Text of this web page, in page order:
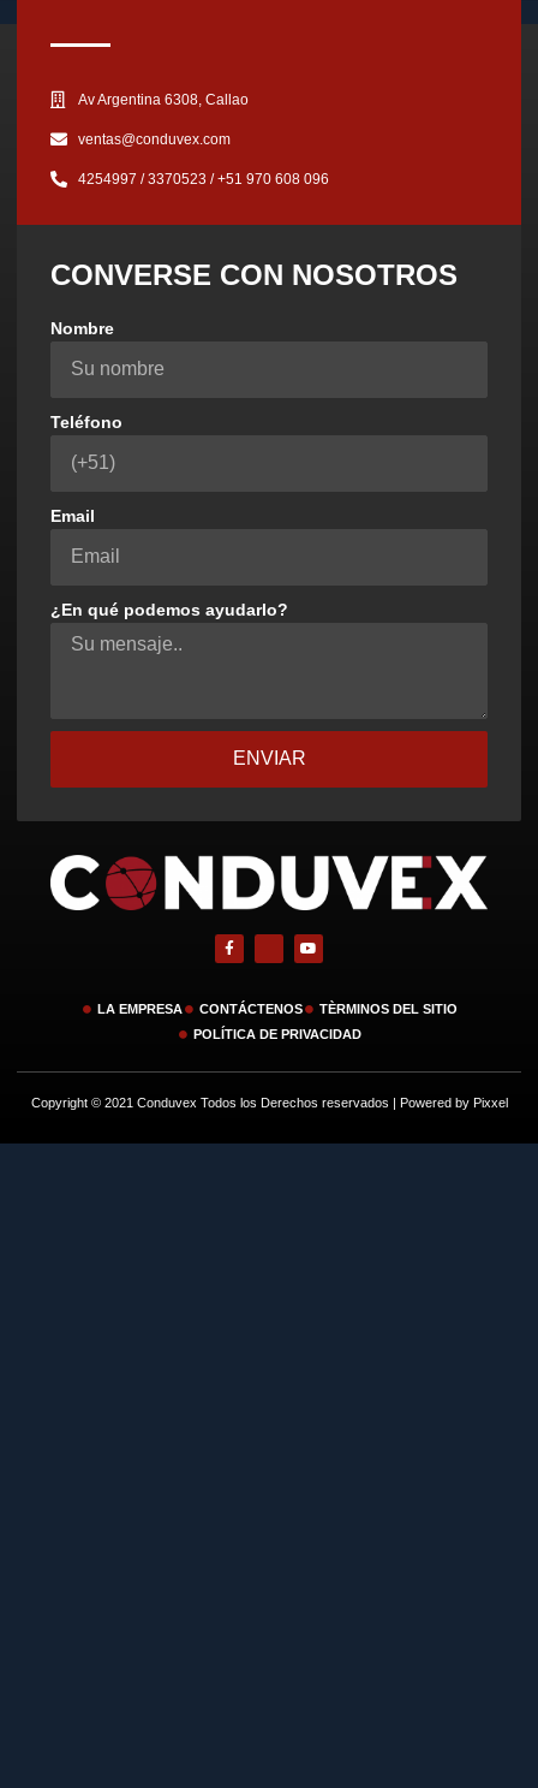
Av Argentina 6308, Callao
ventas@conduvex.com
4254997 / 3370523 / ‪+51 970 608 096‬
CONVERSE CON NOSOTROS
Nombre
Teléfono
Email
¿En qué podemos ayudarlo?
ENVIAR
LA EMPRESA CONTÁCTENOS
TÈRMINOS DEL SITIO
POLÍTICA DE PRIVACIDAD
Copyright © 2021 Conduvex Todos los Derechos reservados | Powered by Pixxel